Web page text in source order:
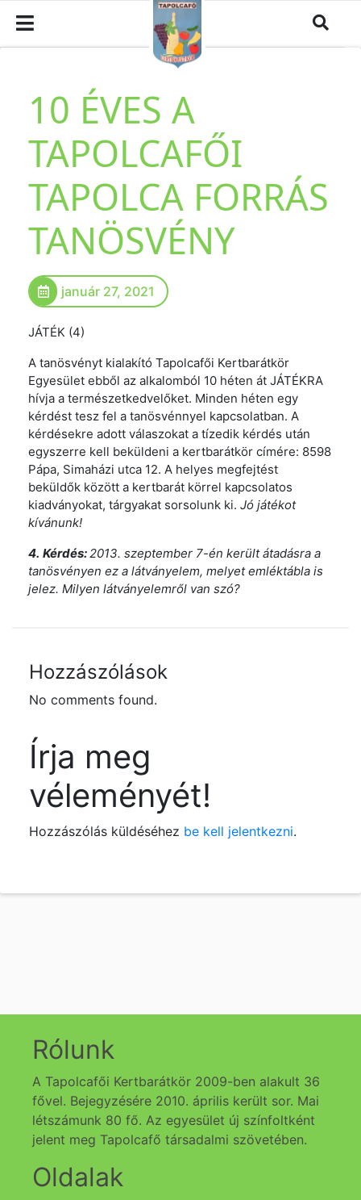
10 ÉVES A
TAPOLCAFŐI
TAPOLCA FORRÁS
TANÖSVÉNY
január 27, 2021
JÁTÉK (4)
A tanösvényt kialakító Tapolcafői Kertbarátkör
Egyesület ebből az alkalomból 10 héten át JÁTÉKRA
hívja a természetkedvelőket. Minden héten egy
kérdést tesz fel a tanösvénnyel kapcsolatban. A
kérdésekre adott válaszokat a tízedik kérdés után
egyszerre kell beküldeni a kertbarátkör címére: 8598
Pápa, Simaházi utca 12. A helyes megfejtést
beküldők között a kertbarát körrel kapcsolatos
kiadványokat, tárgyakat sorsolunk ki. Jó játékot
kívánunk!
4. Kérdés:2013. szeptember 7-én került átadásra a
tanösvényen ez a látványelem, melyet emléktábla is
jelez. Milyen látványelemről van szó?
Hozzászólások
No comments found.
Írja meg
véleményét!
Hozzászólás küldéséhez be kell jelentkezni.
Rólunk
A Tapolcafői Kertbarátkör 2009-ben alakult 36
fővel. Bejegyzésére 2010. április került sor. Mai
létszámunk 80 fő. Az egyesület új színfoltként
jelent meg Tapolcafő társadalmi szövetében.
Oldalak